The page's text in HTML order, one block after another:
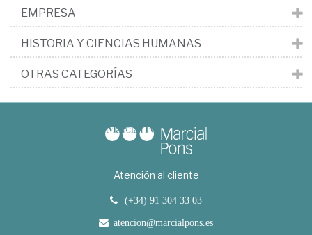
EMPRESA
HISTORIA Y CIENCIAS HUMANAS
OTRAS CATEGORÍAS
Atención al cliente
(+34) 91 304 33 03
atencion@marcialpons.es